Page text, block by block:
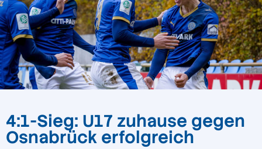
4:1-Sieg: U17 zuhause gegen
Osnabrück erfolgreich